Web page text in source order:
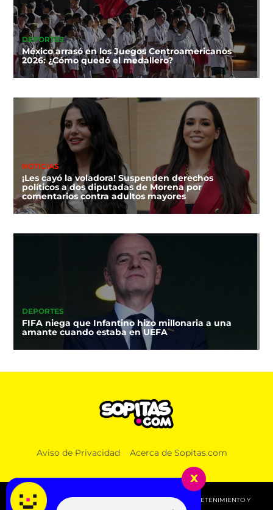
DEPORTES
México arrasó en los Juegos Centroamericanos
2026: ¿Cómo quedó el medallero?
NOTICIAS
¡Les cayó la voladora! Suspenden derechos
políticos a dos diputadas de Morena por
comentarios contra adultos mayores
DEPORTES
FIFA niega que Infantino hizo millonaria a una
amante cuando estaba en UEFA
Aviso de Privacidad Acerca de Sopitas.com
© 2026 SOPITAS.COM - MÚSICA, NOTICIAS, DEPORTES, ENTRETENIMIENTO Y
x